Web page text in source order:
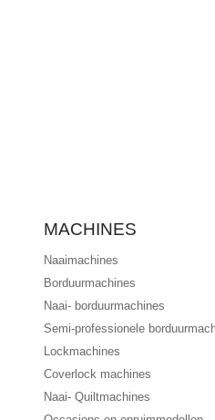
MACHINES
Naaimachines
Borduurmachines
Naai- borduurmachines
Semi-professionele
Lockmachines
Coverlock machines
Naai- Quiltmachines